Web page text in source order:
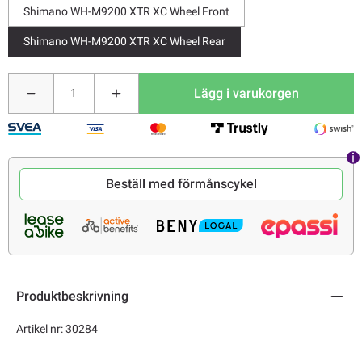
Shimano WH-M9200 XTR XC Wheel Front
Shimano WH-M9200 XTR XC Wheel Rear
Lägg i varukorgen
Beställ med förmånscykel
Produktbeskrivning
Artikel nr: 30284